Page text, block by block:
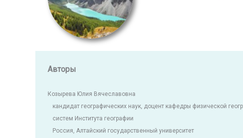
Авторы
Козырева Юлия Вячеславовна
кандидат географических наук, доцент кафедры физической
систем Института географии
Россия, Алтайский государственный университет